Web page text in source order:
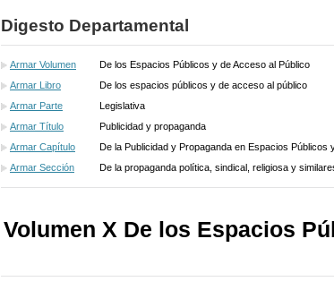
Digesto Departamental
Armar Volumen
De los Espacios Públicos y de Acceso al Público
Armar Libro
De los espacios públicos y de acceso al público
Armar Parte
Legislativa
Armar Título
Publicidad y propaganda
Armar Capítulo
De la Publicidad y Propaganda en Espacios Públicos
Armar Sección
De la propaganda política, sindical, religiosa y
Volumen X De los Espacios